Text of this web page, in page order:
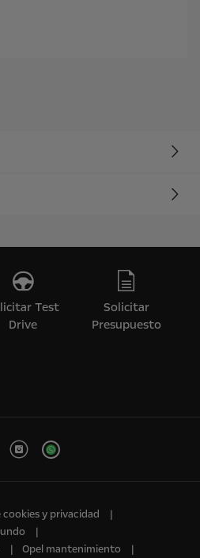
Test
Drive
Solicitar
Presupuesto
cookies y privacidad
Opel mantenimiento